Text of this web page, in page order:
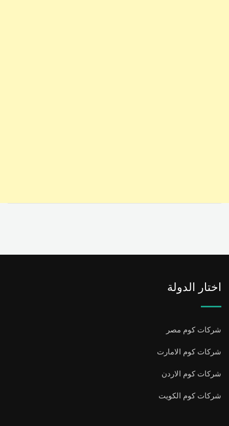
اختار الدولة
شركات كوم مصر
شركات كوم الامارت
شركات كوم الاردن
شركات كوم الكويت